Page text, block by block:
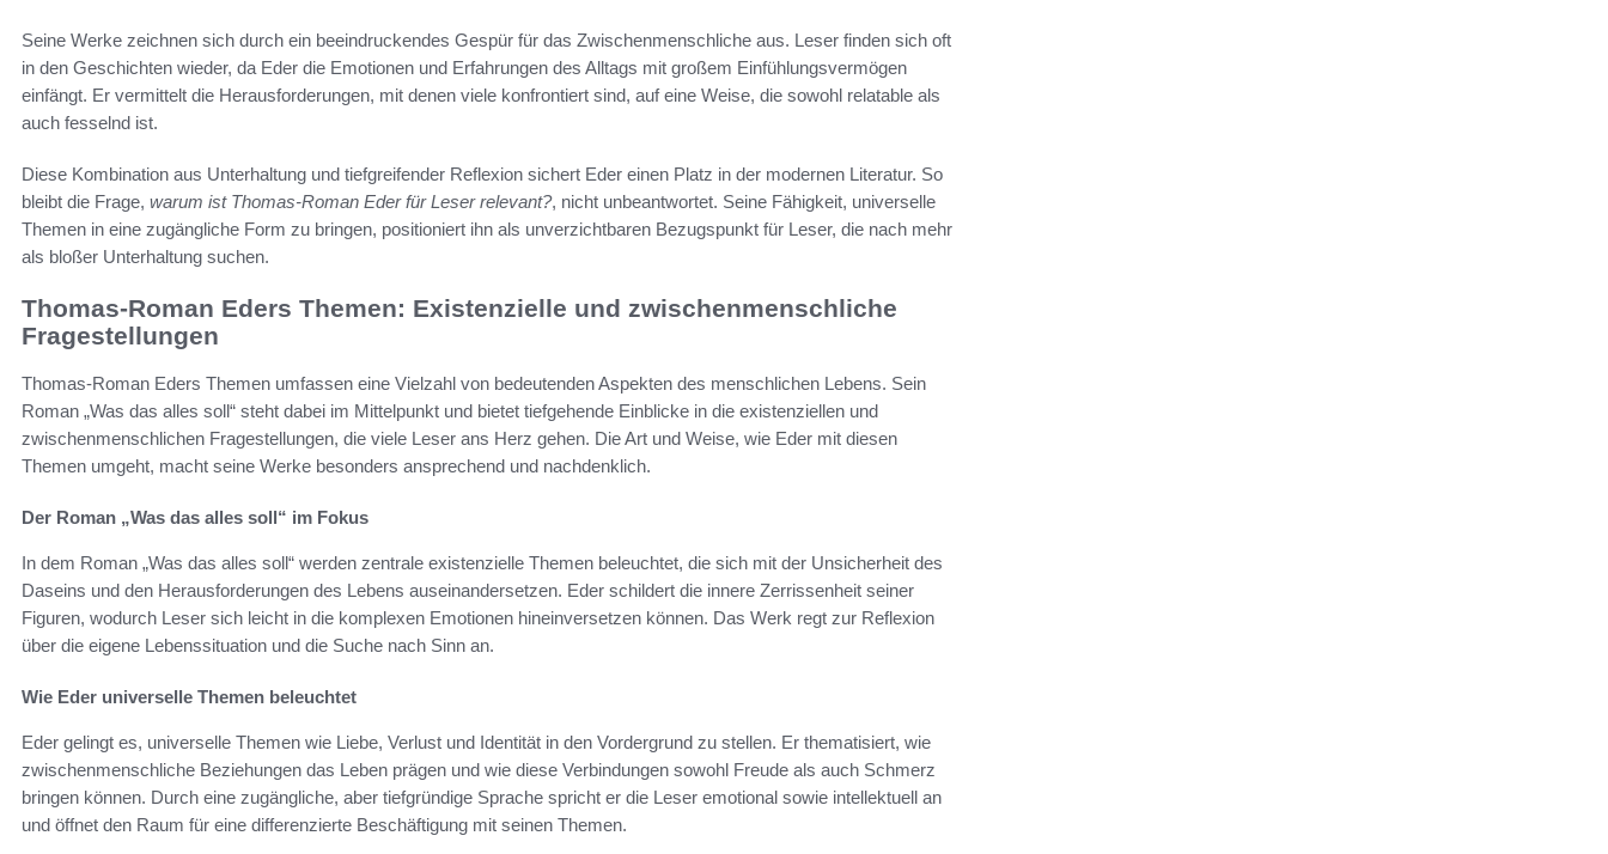
Seine Werke zeichnen sich durch ein beeindruckendes Gespür für das Zwischenmenschliche aus. Leser finden sich oft
in den Geschichten wieder, da Eder die Emotionen und Erfahrungen des Alltags mit großem Einfühlungsvermögen
einfängt. Er vermittelt die Herausforderungen, mit denen viele konfrontiert sind, auf eine Weise, die sowohl relatable als
auch fesselnd ist.
Diese Kombination aus Unterhaltung und tiefgreifender Reflexion sichert Eder einen Platz in der modernen Literatur. So
bleibt die Frage, warum ist Thomas-Roman Eder für Leser relevant?, nicht unbeantwortet. Seine Fähigkeit, universelle
Themen in eine zugängliche Form zu bringen, positioniert ihn als unverzichtbaren Bezugspunkt für Leser, die nach mehr
als bloßer Unterhaltung suchen.
Thomas-Roman Eders Themen: Existenzielle und zwischenmenschliche
Fragestellungen
Thomas-Roman Eders Themen umfassen eine Vielzahl von bedeutenden Aspekten des menschlichen Lebens. Sein
Roman „Was das alles soll“ steht dabei im Mittelpunkt und bietet tiefgehende Einblicke in die existenziellen und
zwischenmenschlichen Fragestellungen, die viele Leser ans Herz gehen. Die Art und Weise, wie Eder mit diesen
Themen umgeht, macht seine Werke besonders ansprechend und nachdenklich.
Der Roman „Was das alles soll“ im Fokus
In dem Roman „Was das alles soll“ werden zentrale existenzielle Themen beleuchtet, die sich mit der Unsicherheit des
Daseins und den Herausforderungen des Lebens auseinandersetzen. Eder schildert die innere Zerrissenheit seiner
Figuren, wodurch Leser sich leicht in die komplexen Emotionen hineinversetzen können. Das Werk regt zur Reflexion
über die eigene Lebenssituation und die Suche nach Sinn an.
Wie Eder universelle Themen beleuchtet
Eder gelingt es, universelle Themen wie Liebe, Verlust und Identität in den Vordergrund zu stellen. Er thematisiert, wie
zwischenmenschliche Beziehungen das Leben prägen und wie diese Verbindungen sowohl Freude als auch Schmerz
bringen können. Durch eine zugängliche, aber tiefgründige Sprache spricht er die Leser emotional sowie intellektuell an
und öffnet den Raum für eine differenzierte Beschäftigung mit seinen Themen.